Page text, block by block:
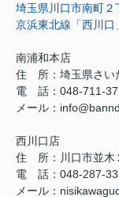
埼玉県川口市南町２
京浜東北線「西川口
南浦和本店
住 所： 埼玉県さい
電 話：048-711-
メール：
西川口店
住 所： 川口市並
電 話：048-287-
メール ：